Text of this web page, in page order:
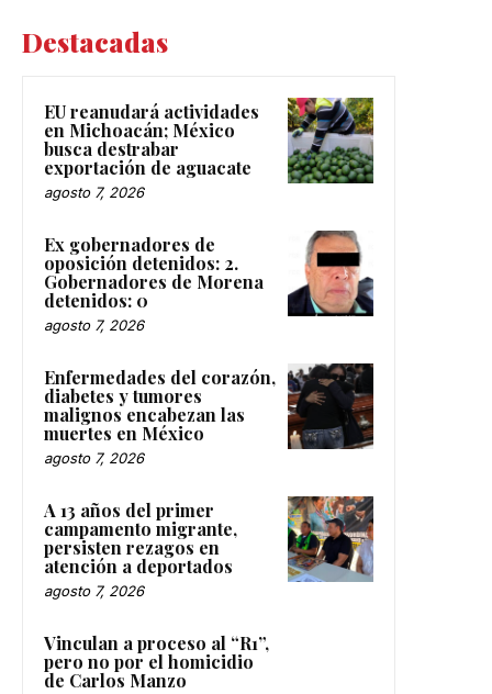
Destacadas
EU reanudará actividades
en Michoacán; México
busca destrabar
exportación de aguacate
agosto 7, 2026
Ex gobernadores de
oposición detenidos: 2.
Gobernadores de Morena
detenidos: 0
agosto 7, 2026
Enfermedades del corazón,
diabetes y tumores
malignos encabezan las
muertes en México
agosto 7, 2026
A 13 años del primer
campamento migrante,
persisten rezagos en
atención a deportados
agosto 7, 2026
Vinculan a proceso al “R1”,
pero no por el homicidio
de Carlos Manzo